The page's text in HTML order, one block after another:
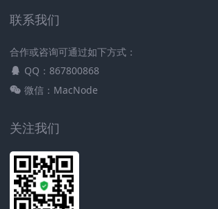
联系我们
合作或咨询可通过如下方式：
QQ：867800868
微信：MacNode
关注我们